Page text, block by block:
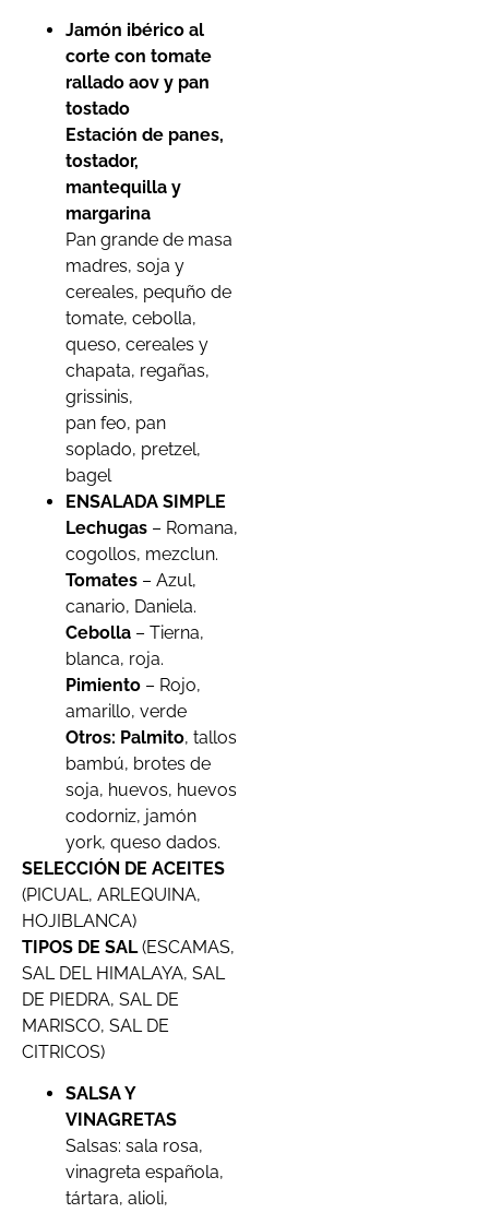
Jamón ibérico al
corte con tomate
rallado aov y pan
tostado
Estación de panes,
tostador,
mantequilla y
margarina
Pan grande de masa
madres, soja y
cereales, pequño de
tomate, cebolla,
queso, cereales y
chapata, regañas,
grissinis,
pan feo, pan
soplado, pretzel,
bagel
ENSALADA SIMPLE
Lechugas – Romana,
cogollos, mezclun.
Tomates – Azul,
canario, Daniela.
Cebolla – Tierna,
blanca, roja.
Pimiento – Rojo,
amarillo, verde
Otros: Palmito, tallos
bambú, brotes de
soja, huevos, huevos
codorniz, jamón
york, queso dados.
SELECCIÓN DE ACEITES
(PICUAL, ARLEQUINA,
HOJIBLANCA)
TIPOS DE SAL(ESCAMAS,
SAL DEL HIMALAYA, SAL
DE PIEDRA, SAL DE
MARISCO, SAL DE
CITRICOS)
SALSA Y
VINAGRETAS
Salsas: sala rosa,
vinagreta española,
tártara, alioli,